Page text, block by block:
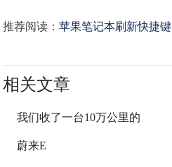
推荐阅读：苹果笔记本刷新快捷键
相关文章
我们收了一台10万公里的
蔚来E